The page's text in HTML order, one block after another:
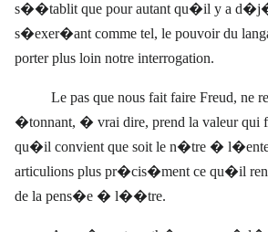
s��tablit que pour autant qu�il y a
s�exer�ant comme tel, le pouvoir du
porter plus loin notre interrogation.
Le pas que nous fait faire Freud, ne
�tonnant, � vrai dire, prend la valeur
qu�il convient que soit le n�tre �
articulions plus pr�cis�ment ce qu�il
de la pens�e � l��tre.